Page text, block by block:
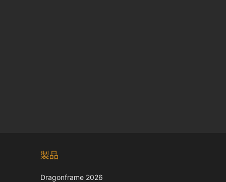
製品
Dragonframe 2026